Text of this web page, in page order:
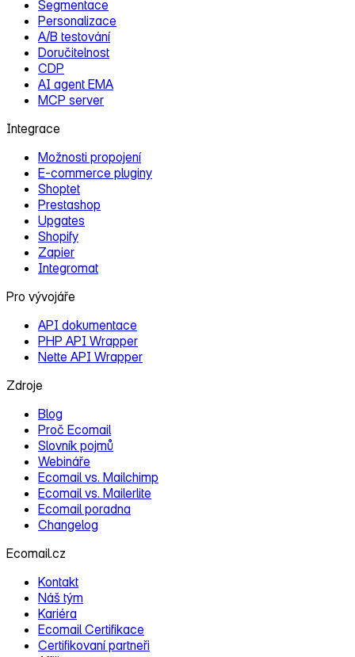
Segmentace
Personalizace
A/B testování
Doručitelnost
CDP
AI agent EMA
MCP server
Integrace
Možnosti propojení
E‑commerce pluginy
Shoptet
Prestashop
Upgates
Shopify
Zapier
Integromat
Pro vývojáře
API dokumentace
PHP API Wrapper
Nette API Wrapper
Zdroje
Blog
Proč Ecomail
Slovník pojmů
Webináře
Ecomail vs. Mailchimp
Ecomail vs. Mailerlite
Ecomail poradna
Changelog
Ecomail.cz
Kontakt
Náš tým
Kariéra
Ecomail Certifikace
Certifikovaní partneři